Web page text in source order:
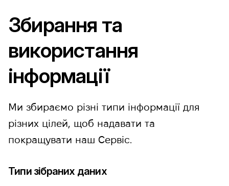
Збирання та
використання
інформації
Ми збираємо різні типи інформації для
різних цілей, щоб надавати та
покращувати наш Сервіс.
Типи зібраних даних